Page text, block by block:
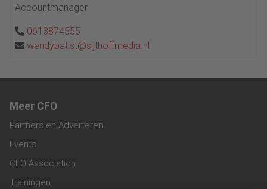
Accountmanager
0613874555
wendybatist@sijthoffmedia.nl
Meer CFO
Partners en Adverteren
Events
CFO Association
Trainingen